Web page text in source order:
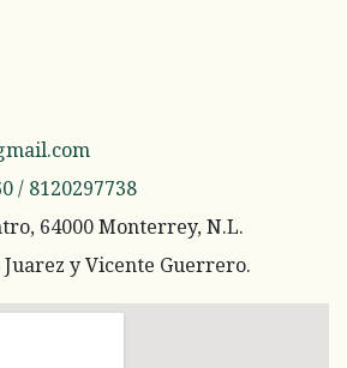
/ 8120297738
64000 Monterrey, N.L.
y Vicente Guerrero.